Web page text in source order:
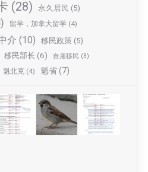
(28) 永久居民 (5)
留学，加拿大留学 (4)
介 (10) 移民政策 (5)
移民部长 (6) 自雇移民 (3)
魁北克 (4) 魁省(7)